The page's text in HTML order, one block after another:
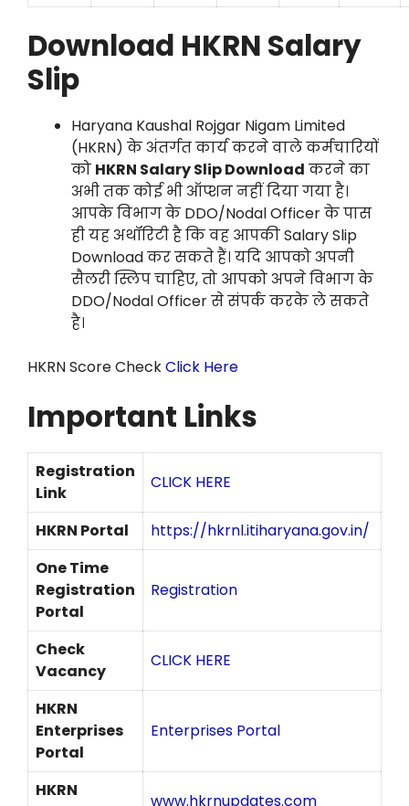
Download HKRN Salary
Slip
Haryana Kaushal Rojgar Nigam Limited
(HKRN) के अंतर्गत कार्य करने वाले कर्मचारियों
को HKRN Salary Slip Download करने का
अभी तक कोई भी ऑप्शन नहीं दिया गया है।
आपके विभाग के DDO/Nodal Officer के पास
ही यह अथॉरिटी है कि वह आपकी Salary Slip
Download कर सकते हैं। यदि आपको अपनी
सैलरी स्लिप चाहिए, तो आपको अपने विभाग के
DDO/Nodal Officer से संपर्क करके ले सकते
है।
HKRN Score CheckClick Here
Important Links
Registration
Link
CLICK HERE
HKRN Portal
https://hkrnl.itiharyana.gov.in/
One Time
Registration
Portal
Registration
Check
Vacancy
CLICK HERE
HKRN
Enterprises
Portal
Enterprises Portal
HKRN
www.hkrnupdates.com